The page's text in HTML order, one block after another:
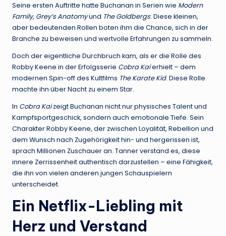
Seine ersten Auftritte hatte Buchanan in Serien wie Modern
Family, Grey’s Anatomyund The Goldbergs. Diese kleinen,
aber bedeutenden Rollen boten ihm die Chance, sich in der
Branche zu beweisen und wertvolle Erfahrungen zu sammeln.
Doch der eigentliche Durchbruch kam, als er die Rolle des
Robby Keene in der Erfolgsserie Cobra Kaierhielt – dem
modernen Spin-off des Kultfilms The Karate Kid. Diese Rolle
machte ihn über Nacht zu einem Star.
In Cobra Kaizeigt Buchanan nicht nur physisches Talent und
Kampfsportgeschick, sondern auch emotionale Tiefe. Sein
Charakter Robby Keene, der zwischen Loyalität, Rebellion und
dem Wunsch nach Zugehörigkeit hin- und hergerissen ist,
sprach Millionen Zuschauer an. Tanner verstand es, diese
innere Zerrissenheit authentisch darzustellen – eine Fähigkeit,
die ihn von vielen anderen jungen Schauspielern
unterscheidet.
Ein Netflix-Liebling mit
Herz und Verstand